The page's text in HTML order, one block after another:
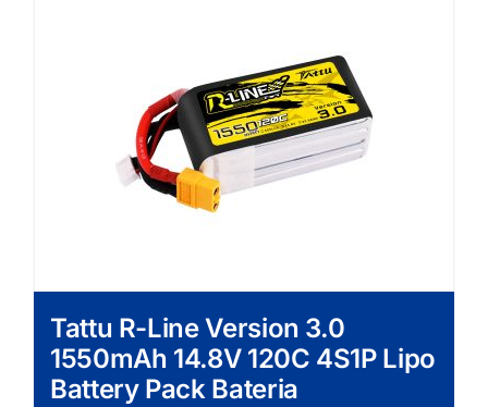
Tattu R-Line Version 3.0
1550mAh 14.8V 120C 4S1P Lipo
Battery Pack Bateria